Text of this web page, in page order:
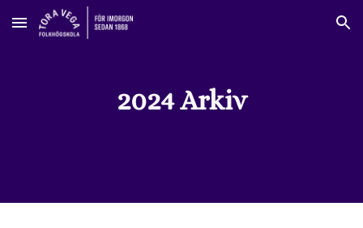
Skip to main content Skip to navigation
2024 Arkiv